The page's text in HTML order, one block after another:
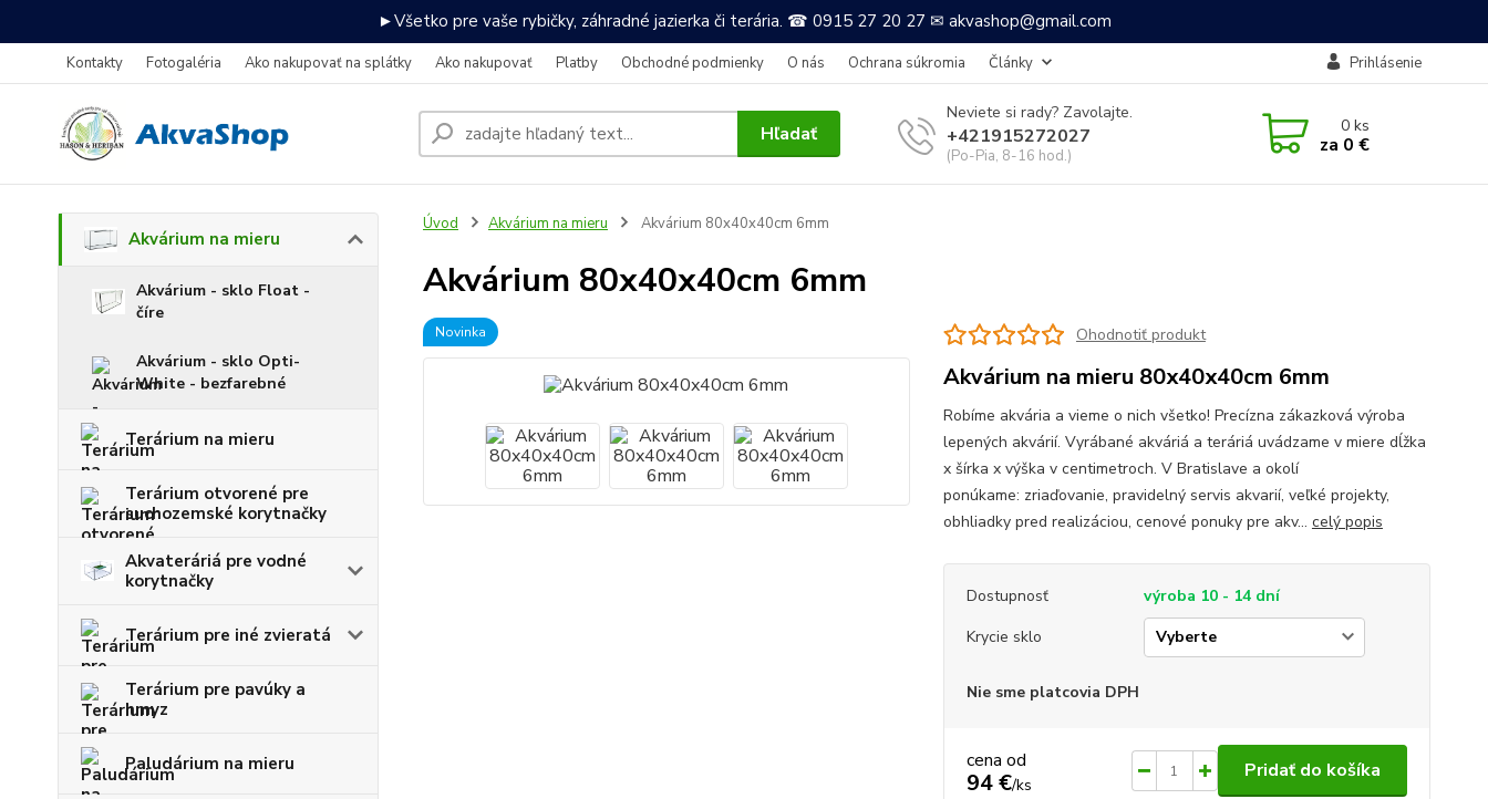
►Všetko pre vaše rybičky, záhradné jazierka či terária. ☎ 0915 27 20 27 ✉ akvashop@gmail.com
Kontakty Fotogaléria Ako nakupovať na splátky Ako nakupovať Platby Obchodné podmienky O nás Ochrana súkromia Články Prihlásenie
Hľadať
Neviete si rady? Zavolajte.
+421915272027
(Po-Pia, 8-16 hod.)
0ks
za 0 €
Akvárium na mieru
Akvárium - sklo Float -
číre
Akvárium - sklo Opti-
White - bezfarebné
Terárium na mieru
Terárium otvorené pre
suchozemské korytnačky
Akvateráriá pre vodné
korytnačky
Terárium pre iné zvieratá
Terárium pre pavúky a
hmyz
Paludárium na mieru
Úvod Akvárium na mieru Akvárium 80x40x40cm 6mm
Akvárium 80x40x40cm 6mm
Novinka Ohodnotiť produkt
Akvárium na mieru 80x40x40cm 6mm
Robíme akvária a vieme o nich všetko! Precízna zákazková výroba
lepených akvárií. Vyrábané akváriá a teráriá uvádzame v miere dĺžka
x šírka x výška v centimetroch. V Bratislave a okolí
ponúkame: zriaďovanie, pravidelný servis akvarií, veľké projekty,
obhliadky pred realizáciou, cenové ponuky pre akv... celý popis
Dostupnosť
výroba 10 - 14 dní
Krycie sklo
Nie sme platcovia DPH
cena od
94 €/ks
Pridať do košíka